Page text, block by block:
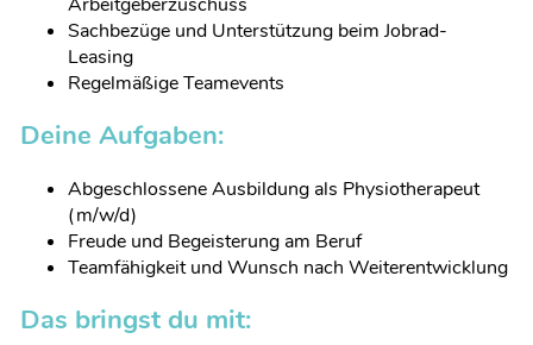
Sachbezüge und Unterstützung beim Jobrad-
Leasing
Regelmäßige Teamevents
Deine Aufgaben:
Abgeschlossene Ausbildung als Physiotherapeut
(m/w/d)
Freude und Begeisterung am Beruf
Teamfähigkeit und Wunsch nach Weiterentwicklung
Das bringst du mit: